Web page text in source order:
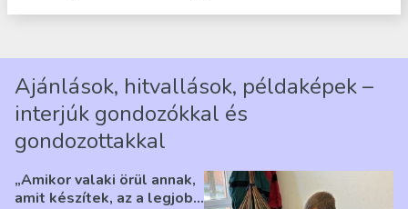
Ajánlások, hitvallások, példaképek –
interjúk gondozókkal és
gondozottakkal
„Amikor valaki örül annak,
amit készítek, az a legjobb